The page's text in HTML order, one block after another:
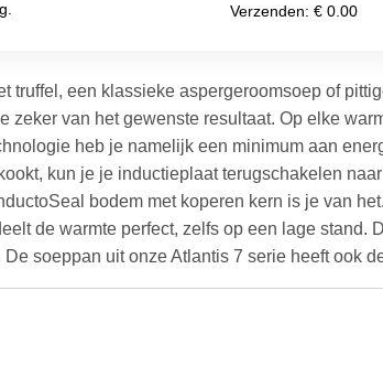
€ 349.00
truffel, een klassieke aspergeroomsoep of
van het gewenste resultaat. Op elke
heb je namelijk een minimum aan
je inductieplaat terugschakelen naar de
bodem met koperen kern is je van het.
de warmte perfect, zelfs op een lage stand.